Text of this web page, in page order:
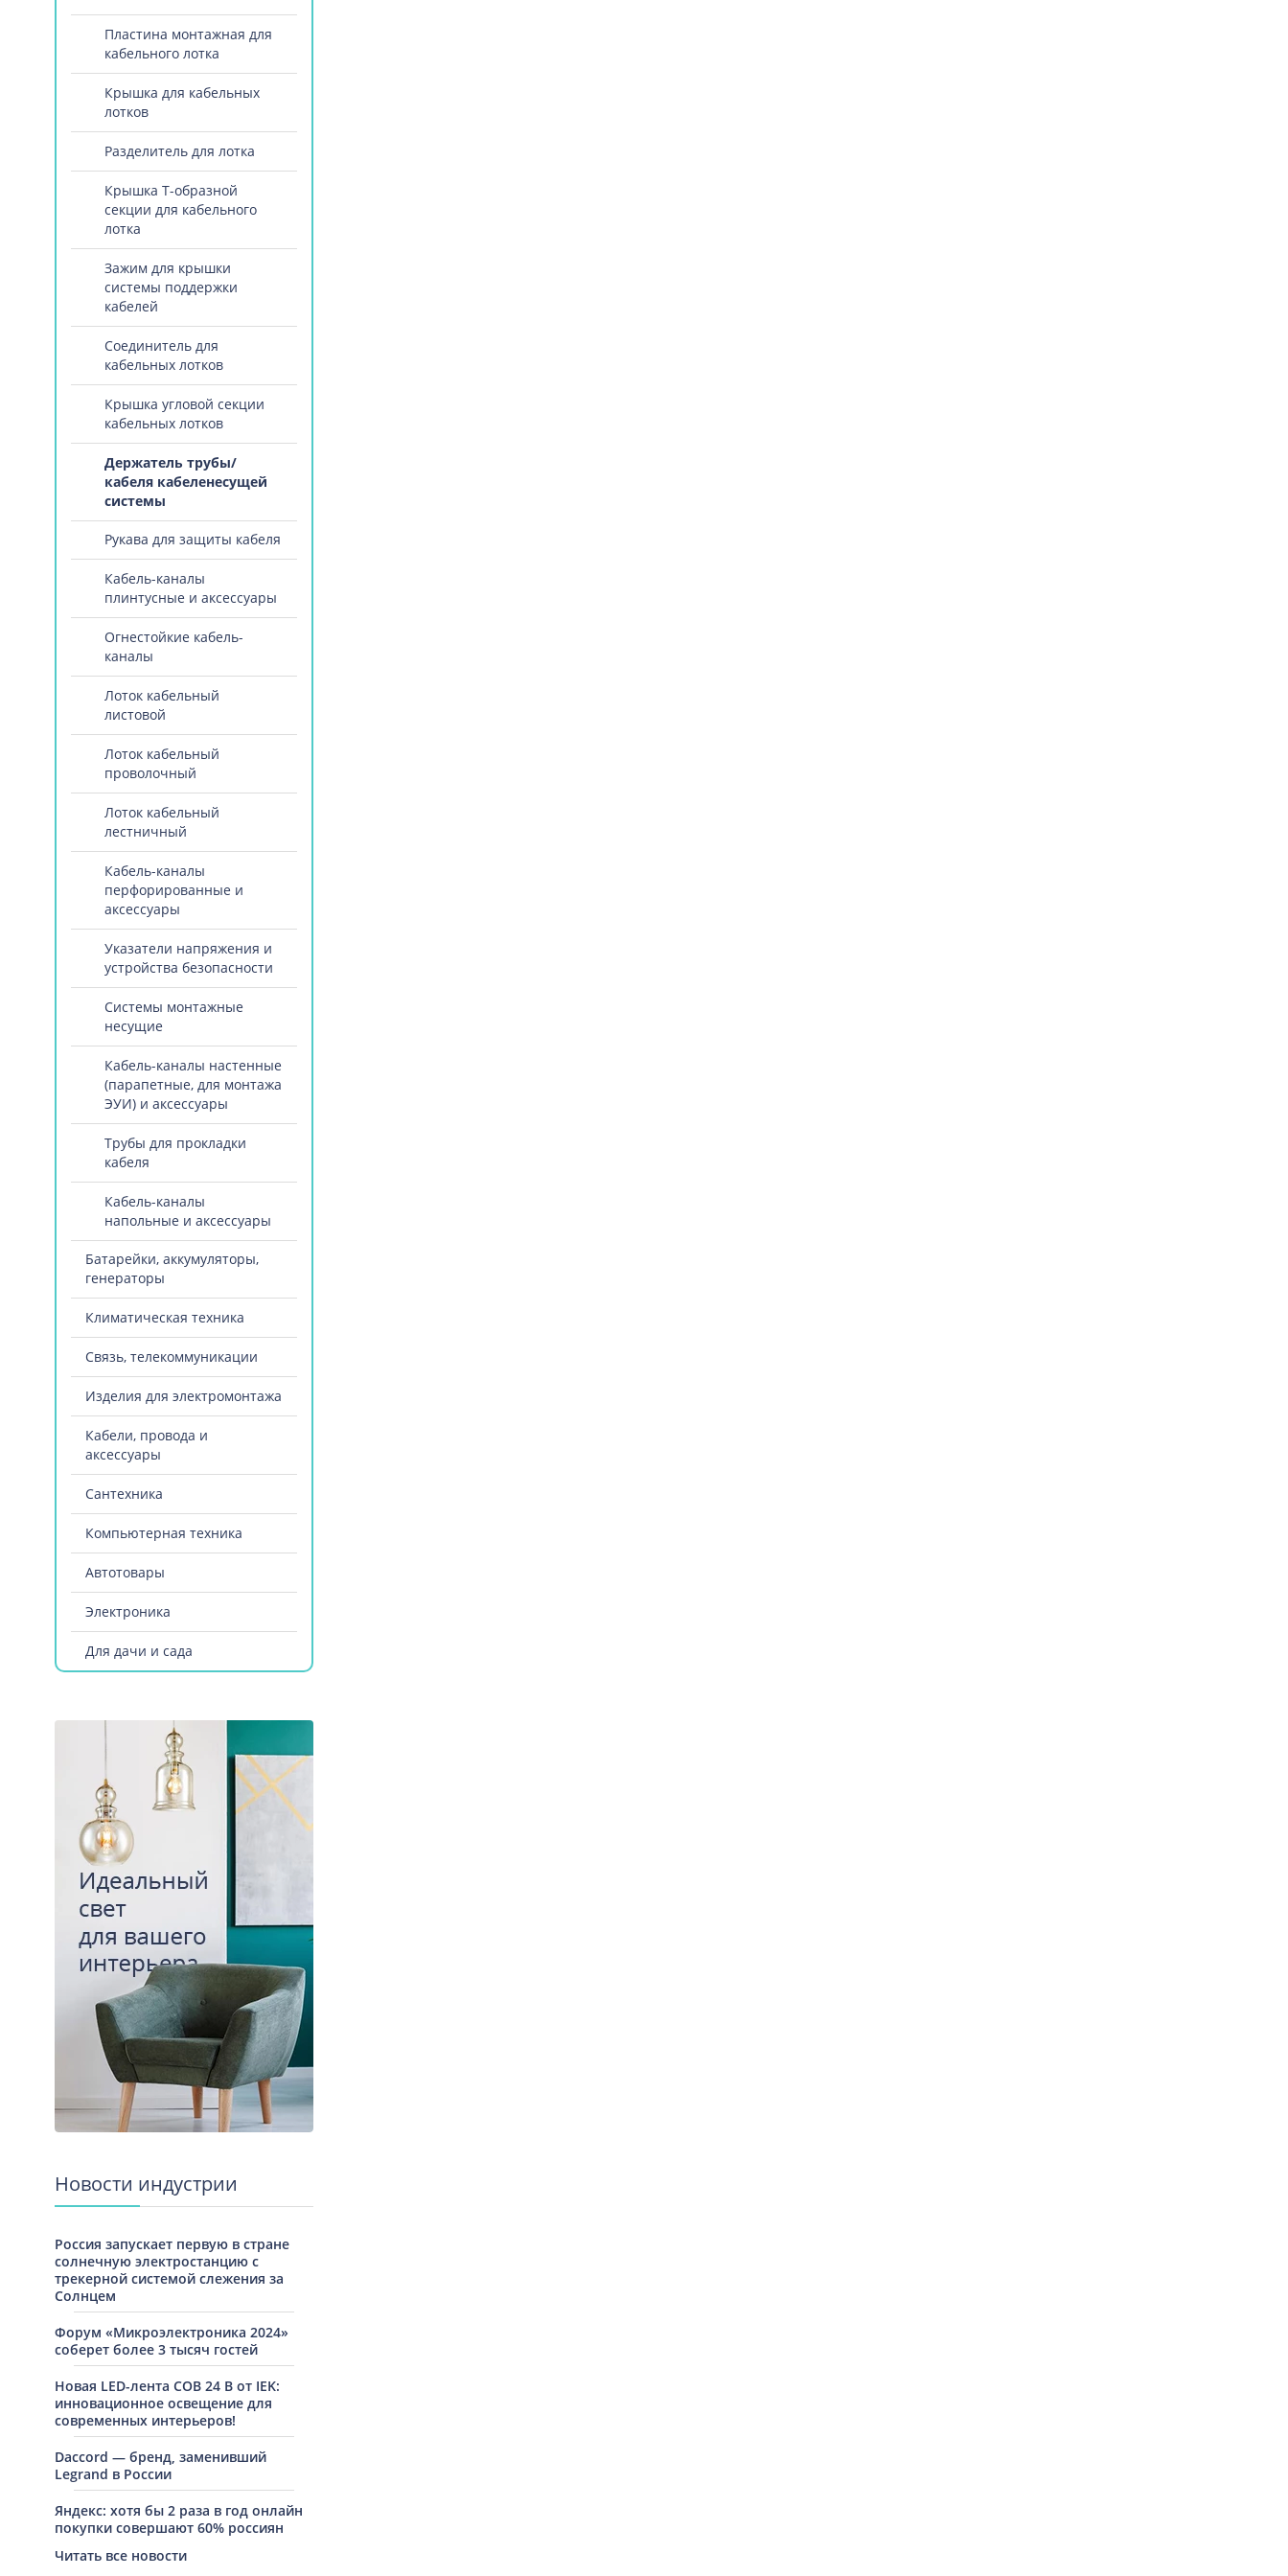
Пластина монтажная для
кабельного лотка
Крышка для кабельных
лотков
Разделитель для лотка
Крышка Т-образной
секции для кабельного
лотка
Зажим для крышки
системы поддержки
кабелей
Соединитель для
кабельных лотков
Крышка угловой секции
кабельных лотков
Держатель трубы/
кабеля кабеленесущей
системы
Рукава для защиты кабеля
Кабель-каналы
плинтусные и аксессуары
Огнестойкие кабель-
каналы
Лоток кабельный
листовой
Лоток кабельный
проволочный
Лоток кабельный
лестничный
Кабель-каналы
перфорированные и
аксессуары
Указатели напряжения и
устройства безопасности
Системы монтажные
несущие
Кабель-каналы настенные
(парапетные, для монтажа
ЭУИ) и аксессуары
Трубы для прокладки
кабеля
Кабель-каналы
напольные и аксессуары
Батарейки, аккумуляторы,
генераторы
Климатическая техника
Связь, телекоммуникации
Изделия для электромонтажа
Кабели, провода и
аксессуары
Сантехника
Компьютерная техника
Автотовары
Электроника
Для дачи и сада
Новости индустрии
Россия запускает первую в стране
солнечную электростанцию с
трекерной системой слежения за
Солнцем
Форум «Микроэлектроника 2024»
соберет более 3 тысяч гостей
Новая LED-лента COB 24 В от IEK:
инновационное освещение для
современных интерьеров!
Daccord — бренд, заменивший
Legrand в России
Яндекс: хотя бы 2 раза в год онлайн
покупки совершают 60% россиян
Читать все новости